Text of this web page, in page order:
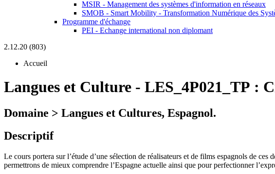
MSIR - Management des systèmes d'information en réseaux
SMOB - Smart Mobility - Transformation Numérique des
Programme d'échange
PEI - Echange international non diplomant
2.12.20 (803)
Accueil
Langues et Culture - LES_4P021_TP :
Domaine > Langues et Cultures, Espagnol.
Descriptif
Le cours portera sur l’étude d’une sélection de réalisateurs et de films espagnols de
permettrons de mieux comprendre l’Espagne actuelle ainsi que pour perfectionner